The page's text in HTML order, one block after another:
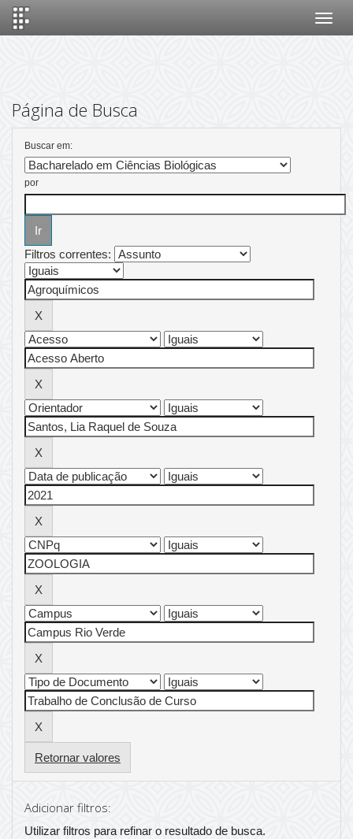
Página de Busca
Buscar em:
por
Filtros correntes:
Retornar valores
Adicionar filtros:
Utilizar filtros para refinar o resultado de busca.